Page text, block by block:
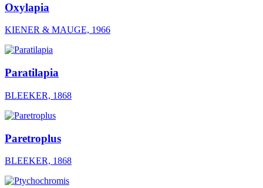
Oxylapia
KIENER & MAUGE, 1966
Paratilapia
BLEEKER, 1868
Paretroplus
BLEEKER, 1868